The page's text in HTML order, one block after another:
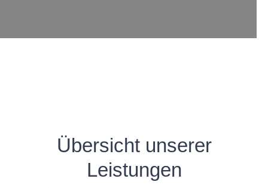
Übersicht unserer
Leistungen